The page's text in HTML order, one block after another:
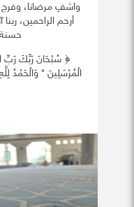
واشفِ مرضانا، وفرج
أرحم الراحمين،
﴿ سُبْحَانَ رَبِّكَ رَبِّ